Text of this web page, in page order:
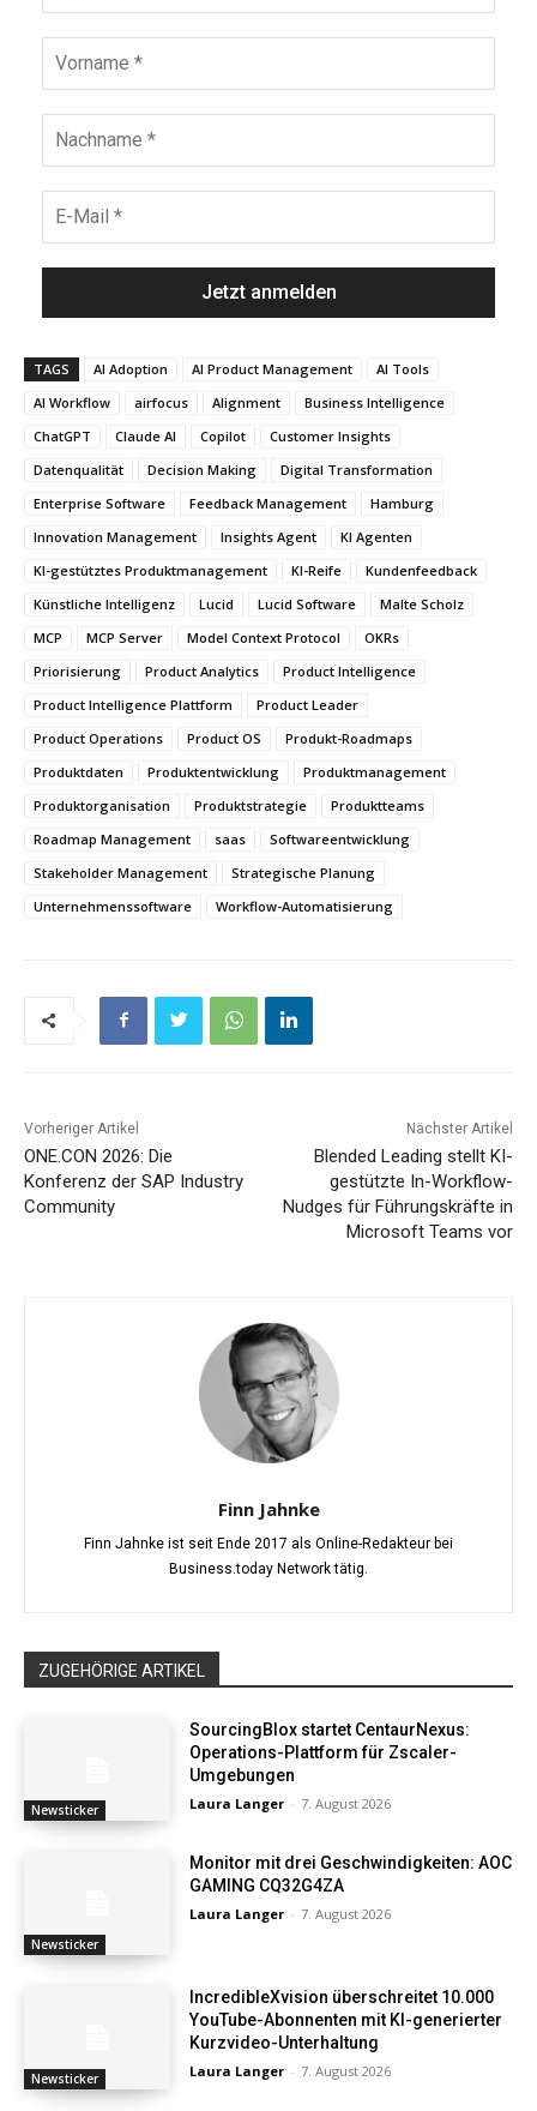
TAGS AI Adoption AI Product Management
AI Tools
AI Workflow
airfocus Alignment
Business Intelligence
ChatGPT
Claude AI Copilot
Customer Insights
Datenqualität
Decision Making
Digital Transformation
Enterprise Software
Feedback Management
Hamburg
Innovation Management
Insights Agent
KI Agenten
KI-gestütztes Produktmanagement
KI-Reife
Kundenfeedback
Künstliche Intelligenz
Lucid Lucid Software
Malte Scholz
MCP
MCP Server Model Context Protocol
OKRs
Priorisierung
Product Analytics
Product Intelligence
Product Intelligence Plattform
Product Leader
Product Operations
Product OS
Produkt-Roadmaps
Produktdaten
Produktentwicklung
Produktmanagement
Produktorganisation
Produktstrategie
Produktteams
Roadmap Management
saas
Softwareentwicklung
Stakeholder Management
Strategische Planung
Unternehmenssoftware
Workflow-Automatisierung
Vorheriger Artikel
ONE.CON 2026: Die
Konferenz der SAP Industry
Community
Nächster Artikel
Blended Leading stellt KI-
gestützte In-Workflow-
Nudges für Führungskräfte in
Microsoft Teams vor
Finn Jahnke
Finn Jahnke ist seit Ende 2017 als Online-Redakteur bei
Business.today Network tätig.
ZUGEHÖRIGE ARTIKEL
Newsticker
SourcingBlox startet CentaurNexus:
Operations-Plattform für Zscaler-
Umgebungen
Laura Langer - 7. August 2026
Newsticker
Monitor mit drei Geschwindigkeiten: AOC
GAMING CQ32G4ZA
Laura Langer - 7. August 2026
Newsticker
IncredibleXvision überschreitet 10.000
YouTube-Abonnenten mit KI-generierter
Kurzvideo-Unterhaltung
Laura Langer - 7. August 2026